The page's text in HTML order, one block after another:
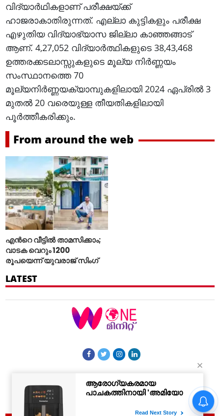
വിദ്യാർഥികളാണ് പരീക്ഷയ്ക്ക്
ഹാജരാകാതിരുന്നത്. എല്ലാ കുട്ടികളും പരീക്ഷ
എഴുതിയ വിദ്യാഭ്യാസ ജില്ലാ കാഞ്ഞങ്ങാട്
ആണ്. 4,27,052 വിദ്യാർത്ഥികളുടെ 38,43,468
ഉത്തരക്കടലാസ്സുകളുടെ മൂല്യ നിർണ്ണയം
സംസ്ഥാനത്തെ 70
മൂല്യനിർണ്ണയക്യാമ്പുകളിലായി 2024 ഏപ്രിൽ 3
മുതൽ 20 വരെയുള്ള തീയതികളിലായി
പൂർത്തീകരിക്കും.
From around the web
എന്‍റെ വീട്ടില്‍ താമസിക്കാം;
വാടക വെറും 1200
രൂപയെന്ന് യുവരാജ് സിംഗ്
LATEST
Contact Us